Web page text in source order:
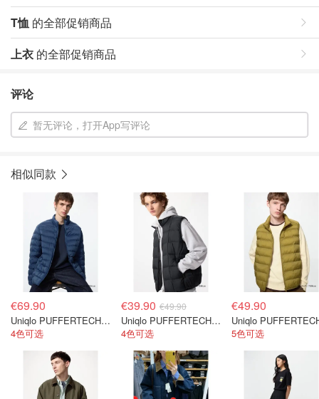
T恤 的全部促销商品
上衣 的全部促销商品
评论
暂无评论，打开App写评论
相似同款
€69.90
Uniqlo PUFFERTECH 轻薄羽绒服
4色可选
€39.90 €49.90
Uniqlo PUFFERTECH 格纹羽绒背心
4色可选
€49.90
5色可选